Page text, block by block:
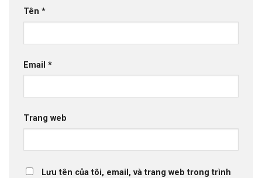
Tên *
Email *
Trang web
Lưu tên của tôi, email, và trang web trong trình